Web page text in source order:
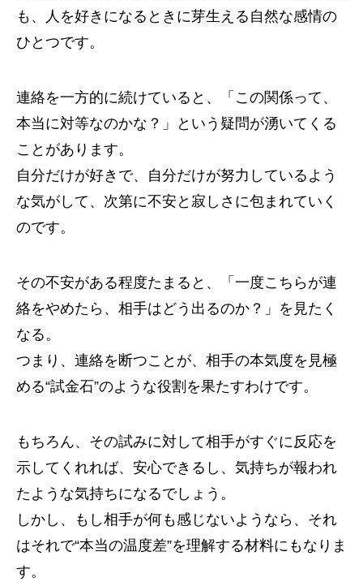
も、人を好きになるときに芽生える自然な感情の
ひとつです。
連絡を一方的に続けていると、「この関係って、
本当に対等なのかな？」という疑問が湧いてくる
ことがあります。
自分だけが好きで、自分だけが努力しているよう
な気がして、次第に不安と寂しさに包まれていく
のです。
その不安がある程度たまると、「一度こちらが連
絡をやめたら、相手はどう出るのか？」を見たく
なる。
つまり、連絡を断つことが、相手の本気度を見極
める“試金石”のような役割を果たすわけです。
もちろん、その試みに対して相手がすぐに反応を
示してくれれば、安心できるし、気持ちが報われ
たような気持ちになるでしょう。
しかし、もし相手が何も感じないようなら、それ
はそれで“本当の温度差”を理解する材料にもなりま
す。